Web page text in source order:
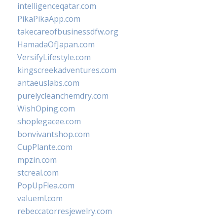
intelligenceqatar.com
PikaPikaApp.com
takecareofbusinessdfw.org
HamadaOfJapan.com
VersifyLifestyle.com
kingscreekadventures.com
antaeuslabs.com
purelycleanchemdry.com
WishOping.com
shoplegacee.com
bonvivantshop.com
CupPlante.com
mpzin.com
stcreal.com
PopUpFlea.com
valueml.com
rebeccatorresjewelry.com